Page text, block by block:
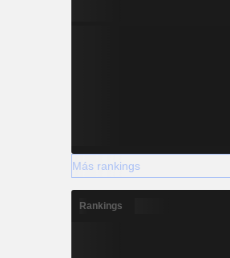
Más rankings
Rankings